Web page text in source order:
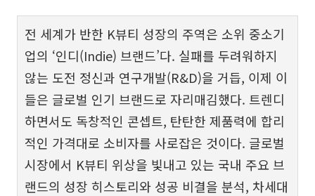
전 세계가 반한 K뷰티 성장의 주역은 소위 중소기
업의 ‘인디(Indie) 브랜드’다. 실패를 두려워하지
않는 도전 정신과 연구개발(R&D)을 거듭, 이제 이
들은 글로벌 인기 브랜드로 자리매김했다. 트렌디
하면서도 독창적인 콘셉트, 탄탄한 제품력에 합리
적인 가격대로 소비자를 사로잡은 것이다. 글로벌
시장에서 K뷰티 위상을 빛내고 있는 국내 주요 브
랜드의 성장 히스토리와 성공 비결을 분석, 차세대